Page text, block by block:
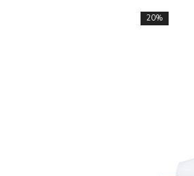
20%